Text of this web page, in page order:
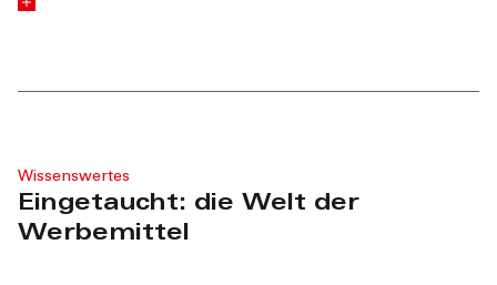
Wissenswertes
Eingetaucht: die Welt der
Werbemittel